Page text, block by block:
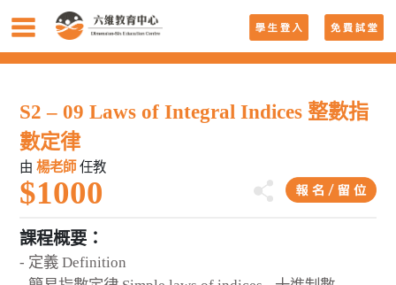
S2 – 09 Laws of Integral Indices 整數指
數定律
由楊老師 任教
$1000
課程概要：
- 定義 Definition